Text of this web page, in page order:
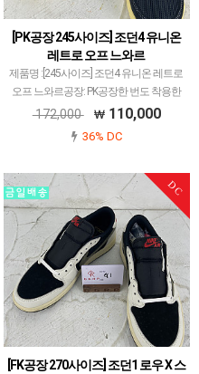
[PK공장 245사이즈] 조던4 유니온
레트로 오프 느와르
제품명 :[245사이즈] 조던4 유니온 레트로
오프 느와르공장: PK공장한 번도 착용한
적 없는 새 신발입니다.제품 불량 하자는
다만 신발은 본래 255사이즈인데 실측은
172,000 110,000
36% DC
DC
[FK공장 270사이즈] 조던1 로우 X 스